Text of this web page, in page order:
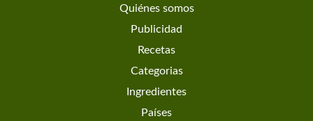
Quiénes somos
Publicidad
Recetas
Categorias
Ingredientes
Países